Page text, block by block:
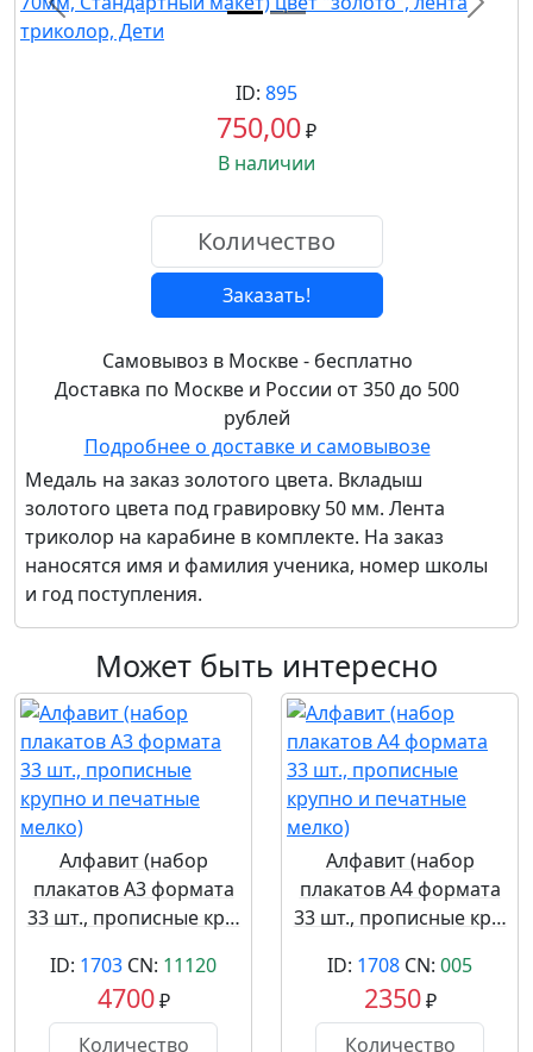
Назад
ID: 895
750,00₽
В наличии
Заказать!
Самовывоз в Москве - бесплатно
Доставка по Москве и России от 350 до 500
рублей
Подробнее о доставке и самовывозе
Медаль на заказ золотого цвета. Вкладыш
золотого цвета под гравировку 50 мм. Лента
триколор на карабине в комплекте. На заказ
наносятся имя и фамилия ученика, номер школы
и год поступления.
Может быть интересно
Алфавит (набор
плакатов А3 формата
33 шт., прописные кр…
ID: 1703 CN: 11120
4700₽
Алфавит (набор
плакатов А4 формата
33 шт., прописные кр…
ID: 1708 CN: 005
2350₽